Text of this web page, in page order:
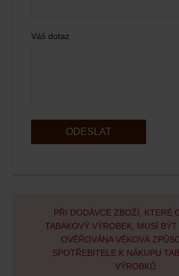
Váš dotaz
ODESLAT
PŘI DODÁVCE ZBOŽÍ, KTERÉ
TABÁKOVÝ VÝROBEK, MUSÍ
OVĚŘOVÁNA VĚKOVÁ
SPOTŘEBITELE K NÁKUPU
VÝROBKŮ.